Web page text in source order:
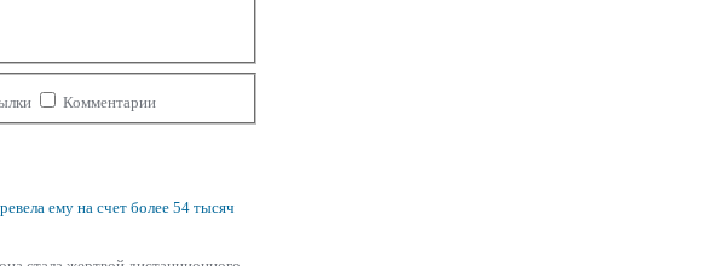
Комментарии
ему на счет более 54 тысяч